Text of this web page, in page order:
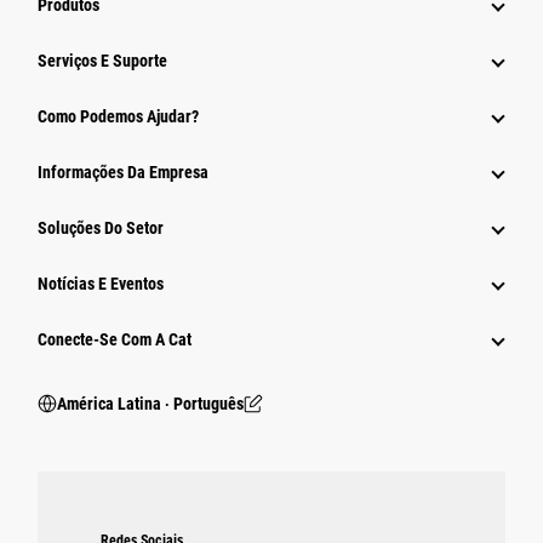
Produtos
Serviços E Suporte
Como Podemos Ajudar?
Informações Da Empresa
Soluções Do Setor
Notícias E Eventos
Conecte-Se Com A Cat
América Latina ‧ Português